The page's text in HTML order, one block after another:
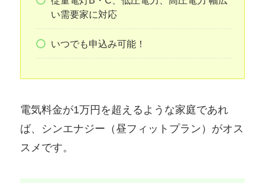
い需要家に対応
いつでも申込み可能！
電気料金が1万円を超えるような家庭であれ
ば、シンエナジー（昼フィットプラン）がオス
スメです。